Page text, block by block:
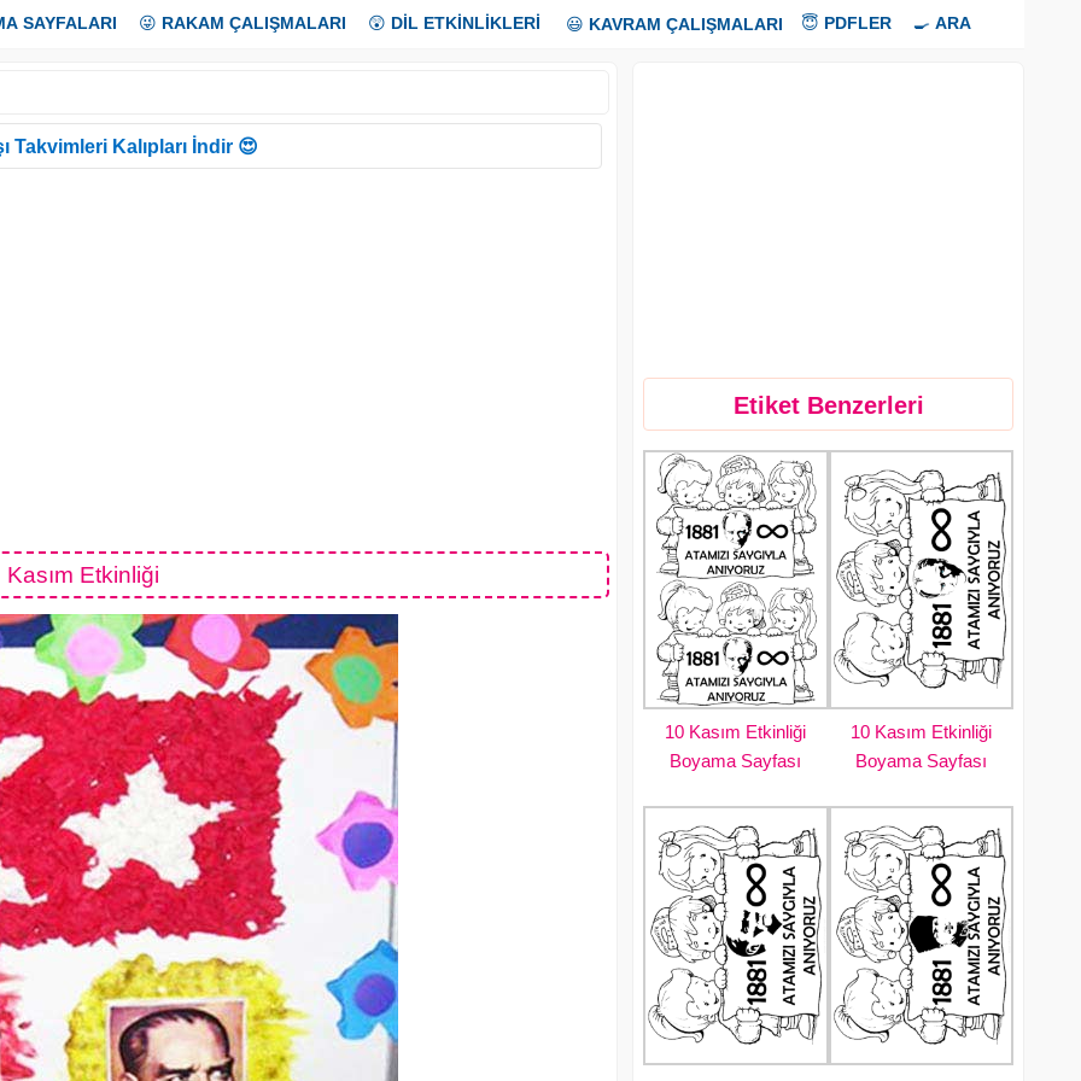
SAYFALARI 😜 RAKAM ÇALIŞMALARI 😲 DİL ETKİNLİKLERİ 😃 KAVRAM ÇALIŞMALARI 😇 PDFLER 🍳 ARA
Takvimleri Kalıpları İndir 😍
Kasım Etkinliği
Etiket Benzerleri
10 Kasım Etkinliği
Boyama Sayfası
10 Kasım Etkinliği
Boyama Sayfası